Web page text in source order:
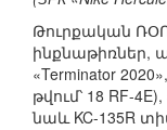
Թուրքական
ինքնաթիռներ,
«Terminator
թվում՝ 18 RF-
նաև KC-135R